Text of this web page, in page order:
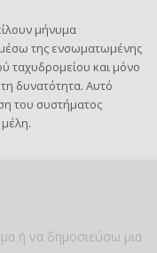
μήνυμα
της ενσωματωμένης
ταχυδρομείου και μόνο
δυνατότητα. Αυτό
του συστήματος
ή να δημοσιεύσω μια